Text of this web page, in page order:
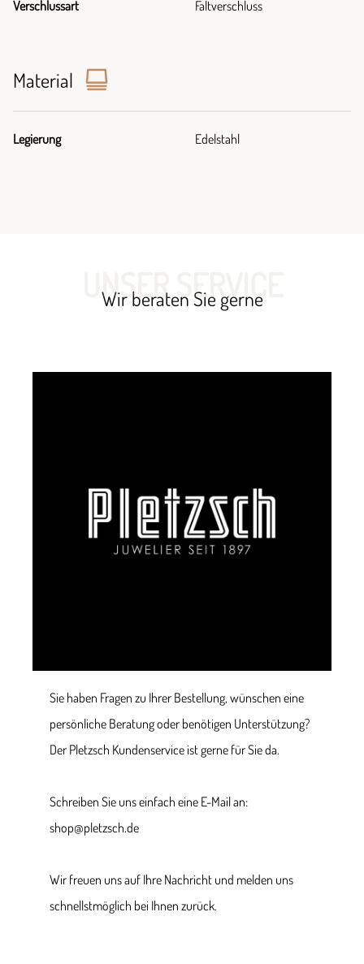
Verschlussart Faltverschluss
Material
Legierung Edelstahl
UNSER SERVICE
Wir beraten Sie gerne
Sie haben Fragen zu Ihrer Bestellung, wünschen eine
persönliche Beratung oder benötigen Unterstützung?
Der Pletzsch Kundenservice ist gerne für Sie da.
Schreiben Sie uns einfach eine E-Mail an:
shop@pletzsch.de
Wir freuen uns auf Ihre Nachricht und melden uns
schnellstmöglich bei Ihnen zurück.